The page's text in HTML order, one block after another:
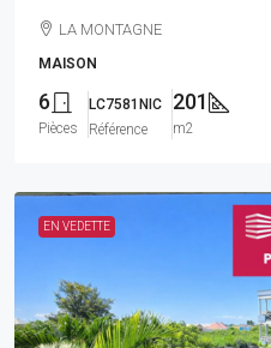
LA MONTAGNE
MAISON
6
Pièces
LC7581NIC
Référence
201
m2
EN VEDETTE